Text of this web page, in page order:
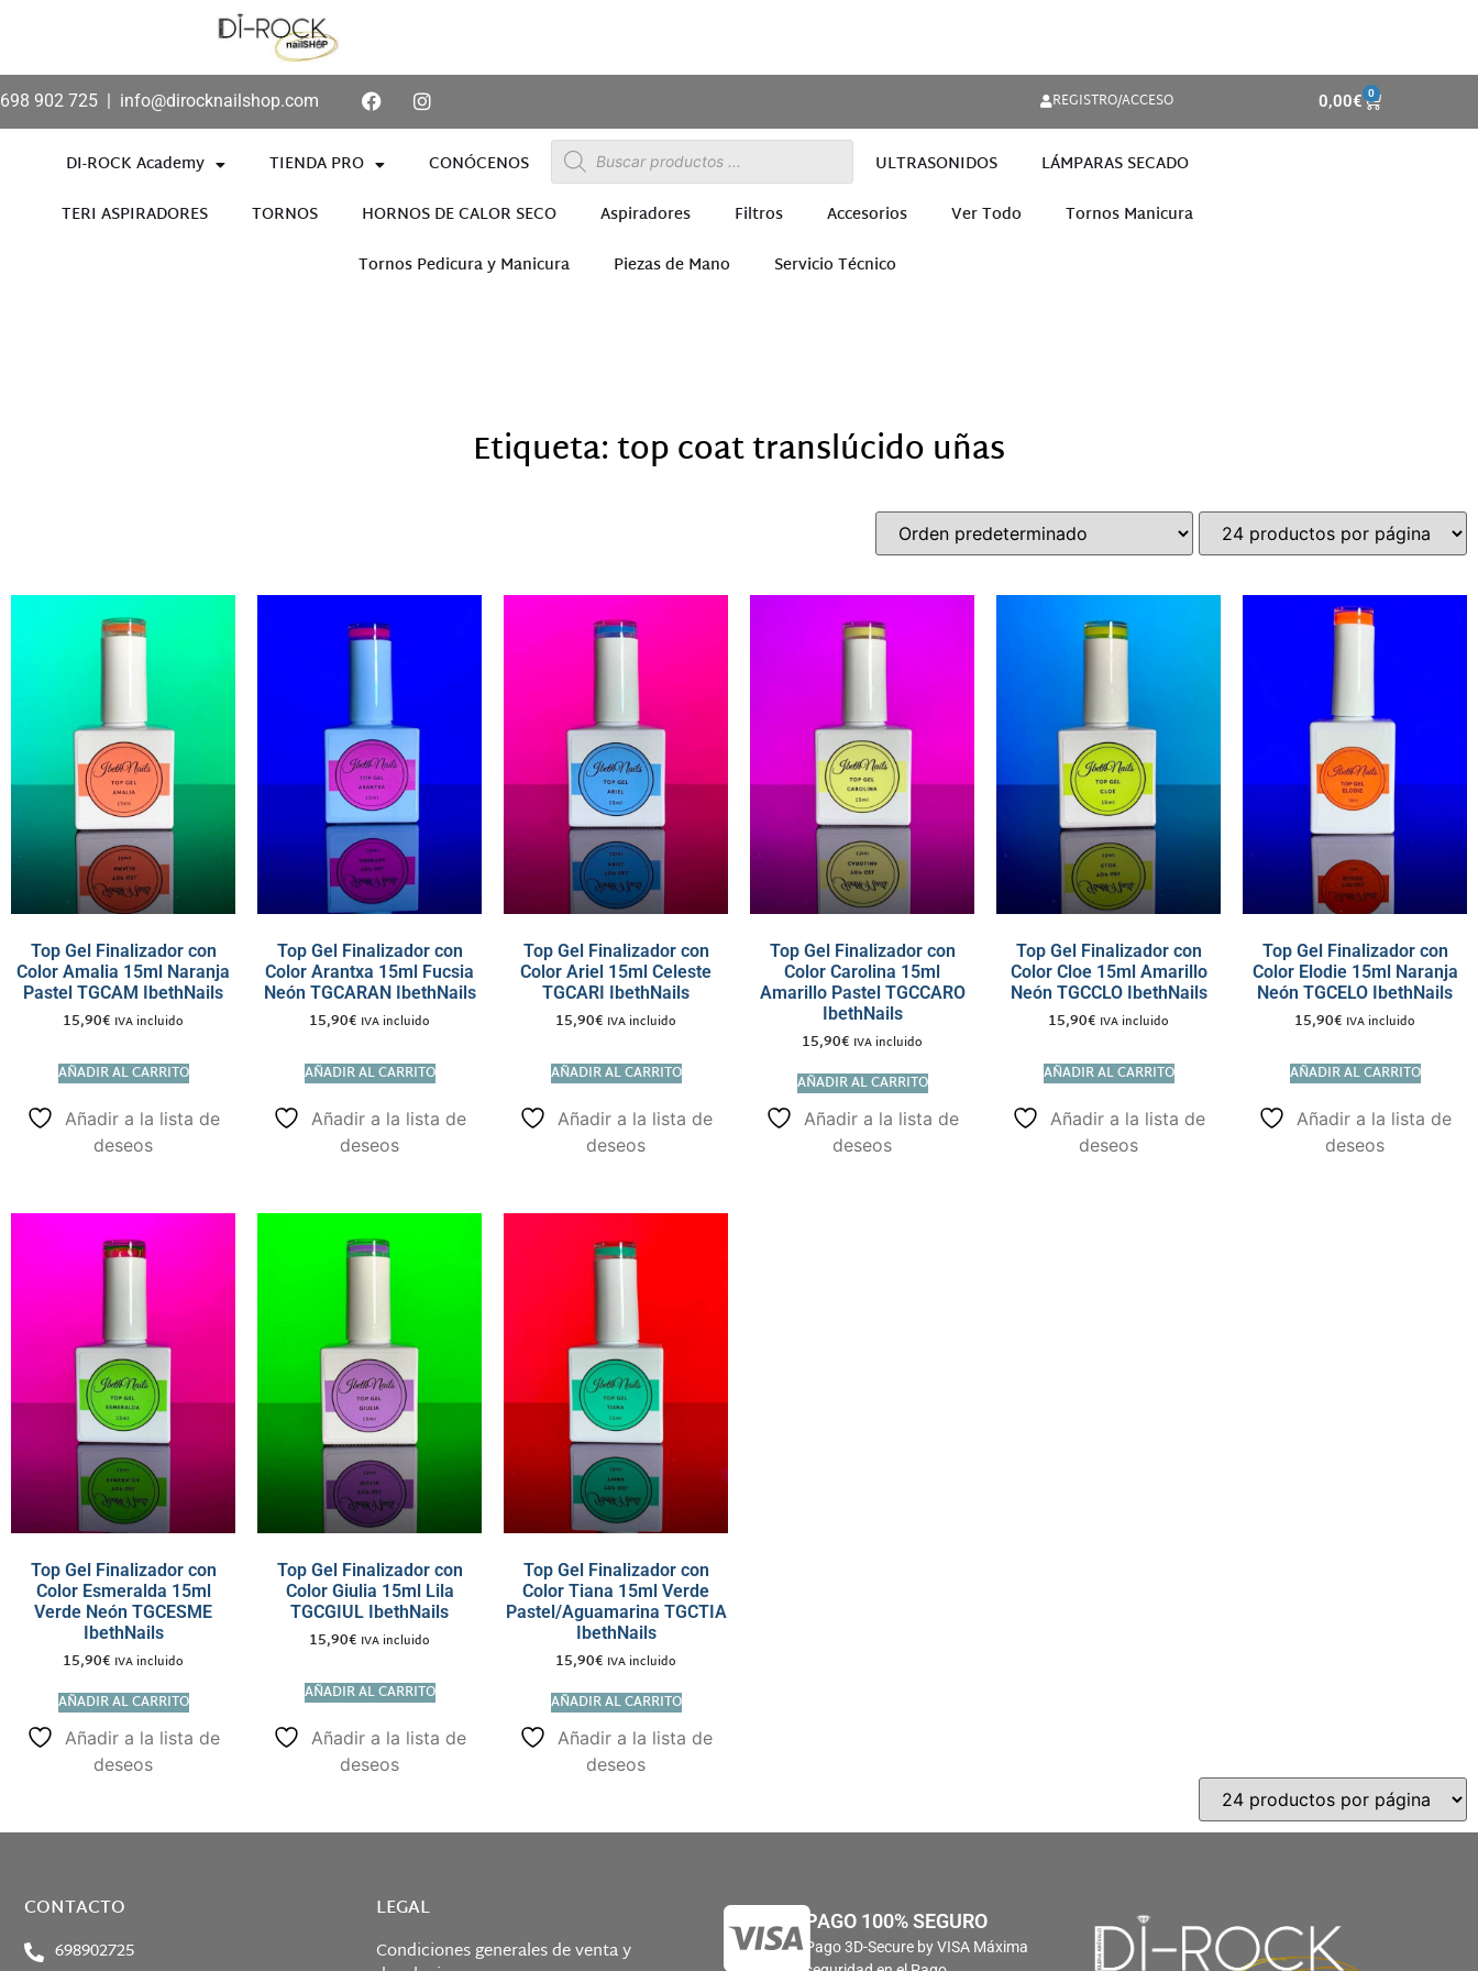
698 902 725 | info@dirocknailshop.com REGISTRO/ACCESO 0,00€ 0
DI-ROCK Academy TIENDA PRO CONÓCENOS ULTRASONIDOS
LÁMPARAS SECADO
TERI ASPIRADORES
TORNOS HORNOS DE CALOR SECO Aspiradores Filtros Accesorios Ver Todo
Tornos Manicura
Tornos Pedicura y Manicura
Piezas de Mano Servicio Técnico
Etiqueta: top coat translúcido uñas
Top Gel Finalizador con
Color Amalia 15ml Naranja
Pastel TGCAM IbethNails
15,90€ IVA incluido
AÑADIR AL CARRITO
Añadir a la lista de
deseos
Top Gel Finalizador con
Color Arantxa 15ml Fucsia
Neón TGCARAN IbethNails
15,90€ IVA incluido
AÑADIR AL CARRITO
Añadir a la lista de
deseos
Top Gel Finalizador con
Color Ariel 15ml Celeste
TGCARI IbethNails
15,90€ IVA incluido
AÑADIR AL CARRITO
Añadir a la lista de
deseos
Top Gel Finalizador con
Color Carolina 15ml
Amarillo Pastel TGCCARO
IbethNails
15,90€ IVA incluido
AÑADIR AL CARRITO
Añadir a la lista de
deseos
Top Gel Finalizador con
Color Cloe 15ml Amarillo
Neón TGCCLO IbethNails
15,90€ IVA incluido
AÑADIR AL CARRITO
Añadir a la lista de
deseos
Top Gel Finalizador con
Color Elodie 15ml Naranja
Neón TGCELO IbethNails
15,90€ IVA incluido
AÑADIR AL CARRITO
Añadir a la lista de
deseos
Top Gel Finalizador con
Color Esmeralda 15ml
Verde Neón TGCESME
IbethNails
15,90€ IVA incluido
AÑADIR AL CARRITO
Añadir a la lista de
deseos
Top Gel Finalizador con
Color Giulia 15ml Lila
TGCGIUL IbethNails
15,90€ IVA incluido
AÑADIR AL CARRITO
Añadir a la lista de
deseos
Top Gel Finalizador con
Color Tiana 15ml Verde
Pastel/Aguamarina TGCTIA
IbethNails
15,90€ IVA incluido
AÑADIR AL CARRITO
Añadir a la lista de
deseos
CONTACTO
698902725
LEGAL
Condiciones generales de venta y
PAGO 100% SEGURO
Pago 3D-Secure by VISA Máxima